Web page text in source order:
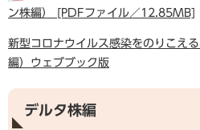
ン株編） [PDFファイル／12.85MB]
新型コロナウイルス感染をのりこえ
編）ウェブブック版
デルタ株編